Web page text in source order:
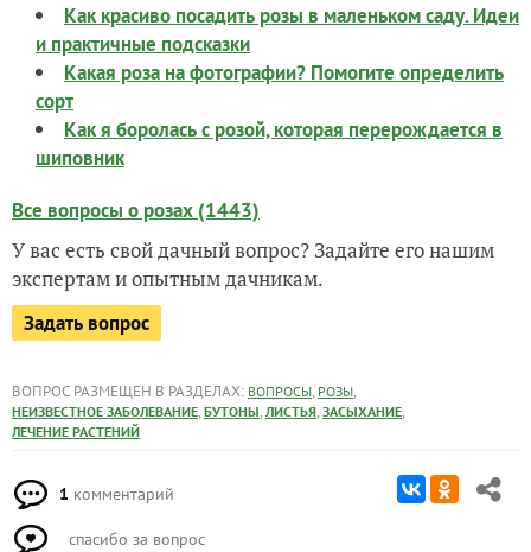
Как красиво посадить розы в маленьком саду. Идеи
и практичные подсказки
Какая роза на фотографии? Помогите определить
сорт
Как я боролась с розой, которая перерождается в
шиповник
Все вопросы о розах (1443)
У вас есть свой дачный вопрос? Задайте его нашим
экспертам и опытным дачникам.
Задать вопрос
ВОПРОС РАЗМЕЩЕН В РАЗДЕЛАХ: ВОПРОСЫ, РОЗЫ,
НЕИЗВЕСТНОЕ ЗАБОЛЕВАНИЕ, БУТОНЫ, ЛИСТЬЯ, ЗАСЫХАНИЕ,
ЛЕЧЕНИЕ РАСТЕНИЙ
1 комментарий
спасибо за вопрос